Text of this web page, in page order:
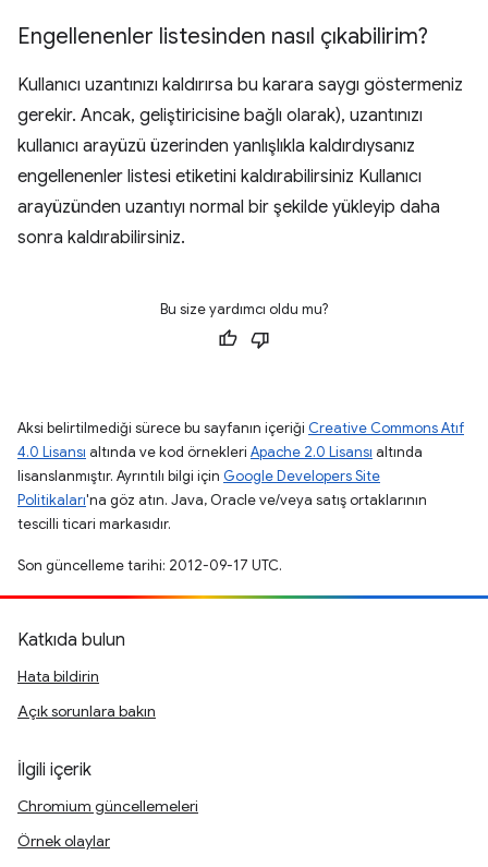
Engellenenler listesinden nasıl çıkabilirim?
Kullanıcı uzantınızı kaldırırsa bu karara saygı göstermeniz
gerekir. Ancak, geliştiricisine bağlı olarak), uzantınızı
kullanıcı arayüzü üzerinden yanlışlıkla kaldırdıysanız
engellenenler listesi etiketini kaldırabilirsiniz Kullanıcı
arayüzünden uzantıyı normal bir şekilde yükleyip daha
sonra kaldırabilirsiniz.
Bu size yardımcı oldu mu?
Aksi belirtilmediği sürece bu sayfanın içeriği Creative Commons Atıf
4.0 Lisansı altında ve kod örnekleri Apache 2.0 Lisansı altında
lisanslanmıştır. Ayrıntılı bilgi için Google Developers Site
Politikaları'na göz atın. Java, Oracle ve/veya satış ortaklarının
tescilli ticari markasıdır.
Son güncelleme tarihi: 2012-09-17 UTC.
Katkıda bulun
Hata bildirin
Açık sorunlara bakın
İlgili içerik
Chromium güncellemeleri
Örnek olaylar